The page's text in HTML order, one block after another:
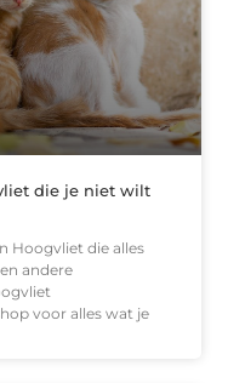
die je niet wilt
Hoogvliet die alles
andere
voor alles wat je